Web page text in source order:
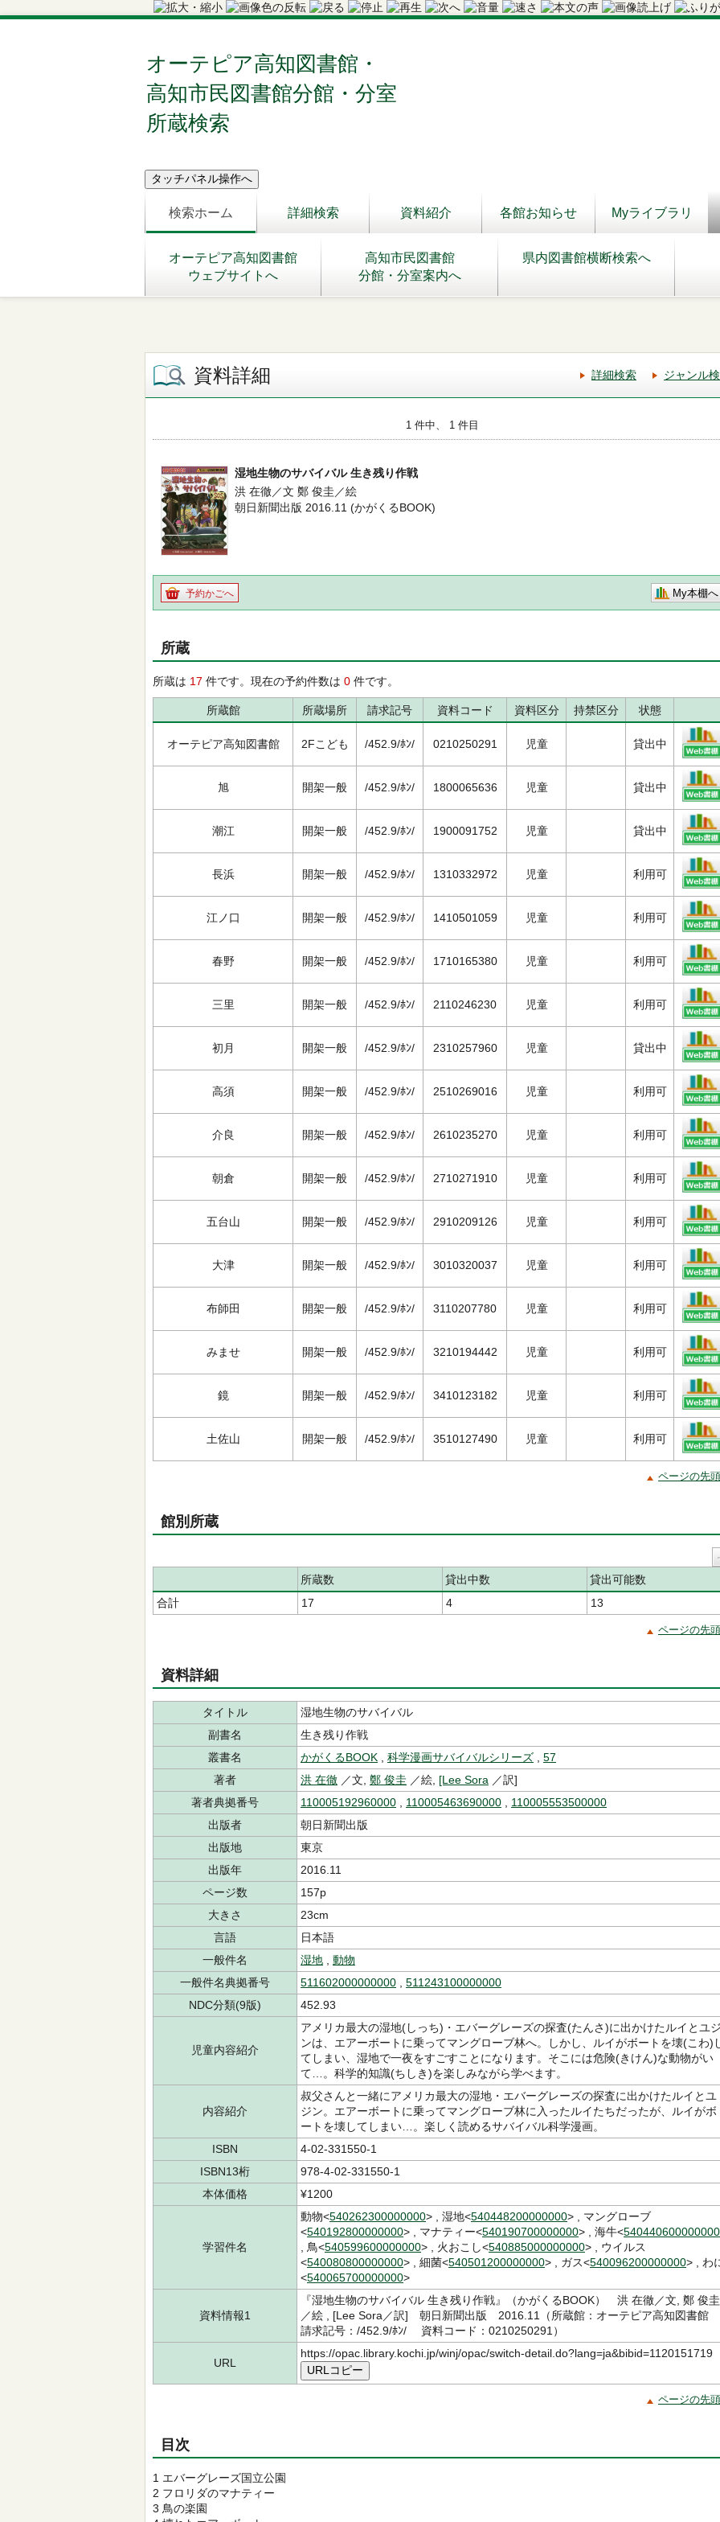
オーテピア高知図書館・
高知市民図書館分館・分室
所蔵検索
検索ホーム 詳細検索 資料紹介 各館お知らせ Myライブラリ
オーテピア高知図書館
ウェブサイトへ
高知市民図書館
分館・分室案内へ
県内図書館横断検索へ
資料詳細 詳細検索 ジャンル
1 件中、 1 件目
湿地生物のサバイバル 生き残り作戦
洪 在徹／文 鄭 俊圭／絵
朝日新聞出版 2016.11 (かがくるBOOK)
予約かごへ My本棚へ
所蔵
所蔵は 17 件です。現在の予約件数は 0 件です。
所蔵館 所蔵場所 請求記号 資料コード 資料区分 持禁区分 状態
オーテピア高知図書館 2Fこども /452.9/ﾎﾝ/ 0210250291 児童 貸出中
旭 開架一般 /452.9/ﾎﾝ/ 1800065636 児童 貸出中
潮江 開架一般 /452.9/ﾎﾝ/ 1900091752 児童 貸出中
長浜 開架一般 /452.9/ﾎﾝ/ 1310332972 児童 利用可
江ノ口 開架一般 /452.9/ﾎﾝ/ 1410501059 児童 利用可
春野 開架一般 /452.9/ﾎﾝ/ 1710165380 児童 利用可
三里 開架一般 /452.9/ﾎﾝ/ 2110246230 児童 利用可
初月 開架一般 /452.9/ﾎﾝ/ 2310257960 児童 貸出中
高須 開架一般 /452.9/ﾎﾝ/ 2510269016 児童 利用可
介良 開架一般 /452.9/ﾎﾝ/ 2610235270 児童 利用可
朝倉 開架一般 /452.9/ﾎﾝ/ 2710271910 児童 利用可
五台山 開架一般 /452.9/ﾎﾝ/ 2910209126 児童 利用可
大津 開架一般 /452.9/ﾎﾝ/ 3010320037 児童 利用可
布師田 開架一般 /452.9/ﾎﾝ/ 3110207780 児童 利用可
みませ 開架一般 /452.9/ﾎﾝ/ 3210194442 児童 利用可
鏡 開架一般 /452.9/ﾎﾝ/ 3410123182 児童 利用可
土佐山 開架一般 /452.9/ﾎﾝ/ 3510127490 児童 利用可
ページの先
館別所蔵
所蔵数 貸出中数
貸出可能数
合計
17 4 13
ページの先
資料詳細
タイトル
湿地生物のサバイバル
副書名
生き残り作戦
叢書名
かがくるBOOK 科学漫画サバイバルシリーズ
57
著者
洪 在徹 ／文, 鄭 俊圭 ／絵, [Lee Sora ／訳]
著者典拠番号
110005192960000 110005463690000
110005553500000
出版者
朝日新聞出版
出版地
東京
出版年
2016.11
ページ数
157p
大きさ
23cm
言語
日本語
一般件名
湿地
動物
一般件名典拠番号
511602000000000
511243100000000
NDC分類(9版)
452.93
児童内容紹介
アメリカ最大の湿地(しっち)・エバーグレーズの探査(たんさ)に出かけたルイとユ
ンは、エアーボートに乗ってマングローブ林へ。しかし、ルイがボートを壊(こわ)
てしまい、湿地で一夜をすごすことになります。そこには危険(きけん)な動物がい
て…。科学的知識(ちしき)を楽しみながら学べます。
内容紹介
叔父さんと一緒にアメリカ最大の湿地・エバーグレーズの探査に出かけたルイとユ
ジン。エアーボートに乗ってマングローブ林に入ったルイたちだったが、ルイがボ
ートを壊してしまい…。楽しく読めるサバイバル科学漫画。
ISBN
4-02-331550-1
ISBN13桁
978-4-02-331550-1
本体価格
¥1200
学習件名
動物<540262300000000> , 湿地<540448200000000> , マングローブ
<540192800000000> , マナティー<540190700000000> , 海牛<540440600000000
, 鳥<540599600000000> , 火おこし<540885000000000> , ウイルス
<540080800000000> , 細菌<540501200000000> , ガス<540096200000000> , わ
<540065700000000>
資料情報1
『湿地生物のサバイバル 生き残り作戦』（かがくるBOOK） 洪 在徹／文, 鄭 俊圭
／絵 , [Lee Sora／訳] 朝日新聞出版 2016.11（所蔵館：オーテピア高知図書館
請求記号：/452.9/ﾎﾝ/ 資料コード：0210250291）
URL
https://opac.library.kochi.jp/winj/opac/switch-detail.do?lang=ja&bibid=1120151719
URLコピー
ページの先
目次
1 エバーグレーズ国立公園
2 フロリダのマナティー
3 鳥の楽園